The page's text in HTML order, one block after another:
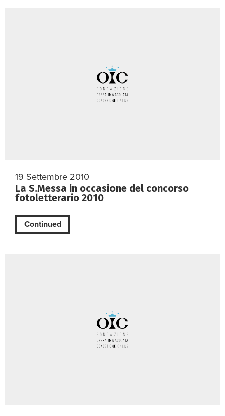
19 Settembre 2010
La S.Messa in occasione del concorso
fotoletterario 2010
Continued